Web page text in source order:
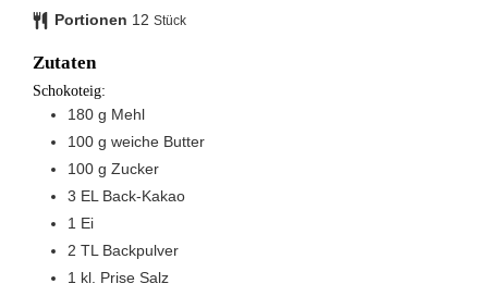
Portionen 12 Stück
Zutaten
Schokoteig:
180 g Mehl
100 g weiche Butter
100 g Zucker
3 EL Back-Kakao
1 Ei
2 TL Backpulver
1 kl. Prise Salz